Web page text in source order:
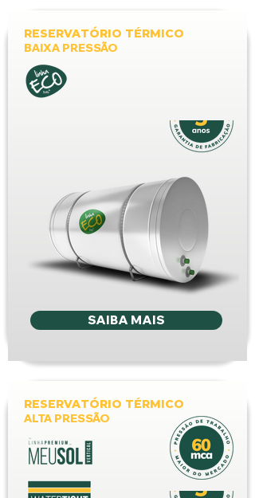
RESERVATÓRIO TÉRMICO
BAIXA PRESSÃO
SAIBA MAIS
RESERVATÓRIO TÉRMICO
ALTA PRESSÃO